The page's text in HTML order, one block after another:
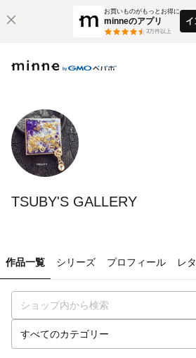
お買いものがもっとお得に
minneのアプリ
3万件以上
イ
TSUBY'S GALLERY
作品一覧 シリーズ プロフィール レ